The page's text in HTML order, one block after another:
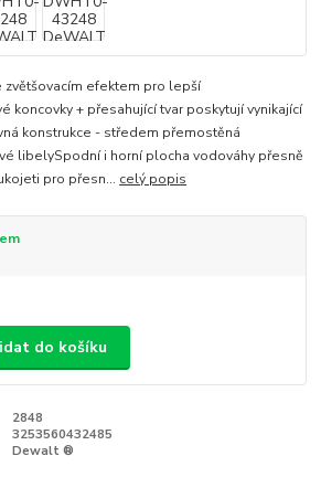
efektem pro lepší
koncovky + přesahující tvar poskytují vynikající
konstrukce - středem přemostěná
libelySpodní i horní plocha vodováhy přesně
pro přesn... celý popis
do košíku
2848
3253560432485
Dewalt ®